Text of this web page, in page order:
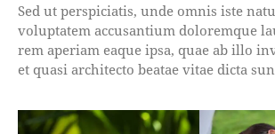
Sed ut perspiciatis, unde omnis iste
voluptatem accusantium doloremque
rem aperiam eaque ipsa, quae ab illo
et quasi architecto beatae vitae dicta